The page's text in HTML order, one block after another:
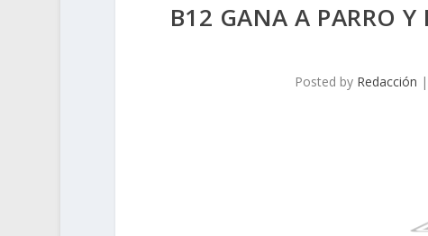
B12 GANA A PARRO Y
Posted by Redacción |